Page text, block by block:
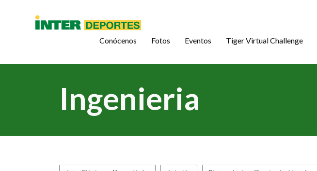
Conócenos Fotos Eventos Tiger Virtual Challenge
Ingenieria